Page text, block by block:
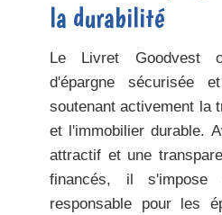
la durabilité
Le Livret Goodvest
d'épargne sécurisée
soutenant activement la
et l'immobilier durable.
attractif et une
financés, il s'impose
responsable pour les